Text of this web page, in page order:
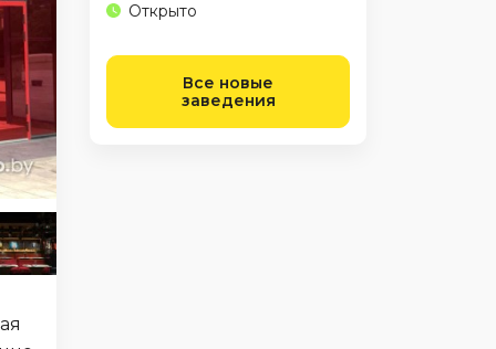
Открыто
Все новые
заведения